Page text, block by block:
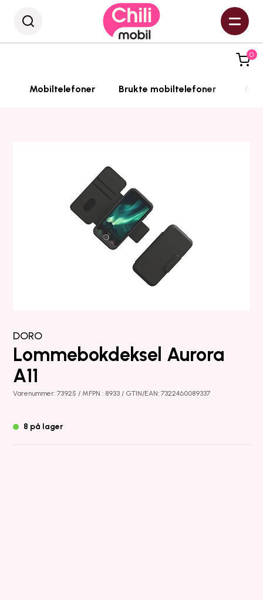
0
Mobiltelefoner Brukte mobiltelefoner
DORO
Lommebokdeksel Aurora
A11
Varenummer: 73925 / MFPN : 8933 / GTIN/EAN: 7322460089337
8 på lager